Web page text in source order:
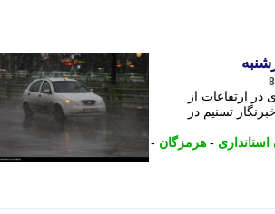
ارتفاعات از
تسنیم در
- هرمزگان -